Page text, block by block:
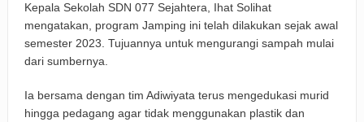
Kepala Sekolah SDN 077 Sejahtera, Ihat Solihat
mengatakan, program Jamping ini telah dilakukan sejak awal
semester 2023. Tujuannya untuk mengurangi sampah mulai
dari sumbernya.
Ia bersama dengan tim Adiwiyata terus mengedukasi murid
hingga pedagang agar tidak menggunakan plastik dan